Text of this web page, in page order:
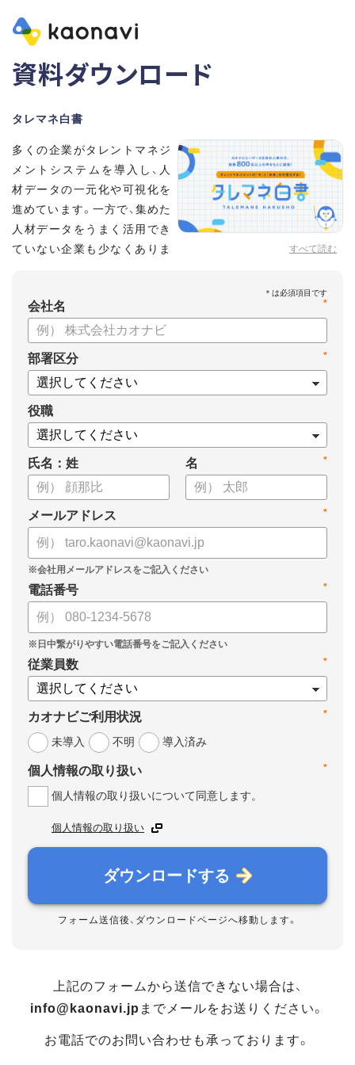
資料ダウンロード
タレマネ白書
すべて読む
多くの企業がタレントマネジ
メントシステムを導入し、人
材データの一元化や可視化を
進めています。一方で、集めた
人材データをうまく活用でき
ていない企業も少なくありま
こうした実情をふまえ、システム導入有無に留まらず、活用状
況や成果を明らかにすべく調査いたしました。
【資料の内容】
・タレントマネジメント推進の事業戦略貢献度
・タレントマネジメントシステム導入の手応え
・人事担当者以外でのカオナビ利用比率
これからのタレントマネジメントが目指すべき指針の参考と
して、ぜひお役立てください。
*
会社名
*
部署区分
役職
氏名：姓 *
名
*
メールアドレス
*
電話番号
*
従業員数
*
カオナビご利用状況
未導入
不明 導入済み
*
個人情報の取り扱い
個人情報の取り扱いについて同意します。
個人情報の取り扱い
ダウンロードする
フォーム送信後、ダウンロードページへ移動します。
上記のフォームから送信できない場合は、
info@kaonavi.jp までメールをお送りください。
お電話でのお問い合わせも承っております。